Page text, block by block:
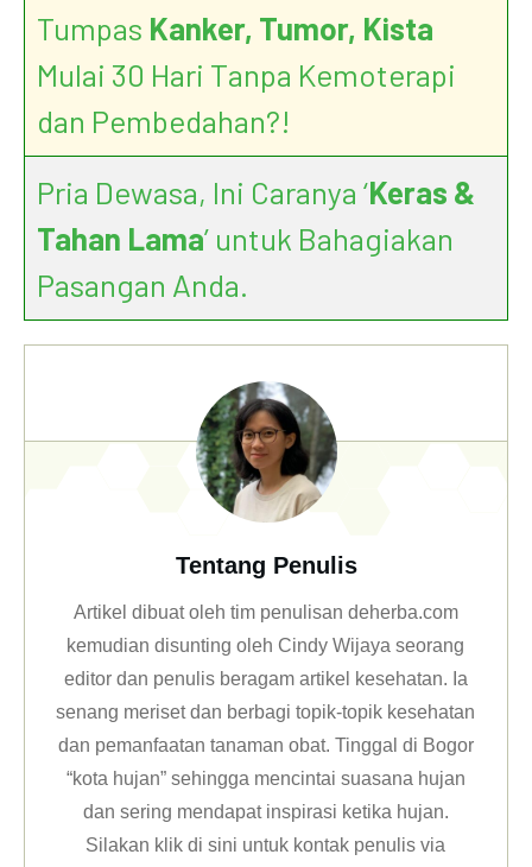
Tumpas Kanker, Tumor, Kista
Mulai 30 Hari Tanpa Kemoterapi
dan Pembedahan?!
Pria Dewasa, Ini Caranya ‘Keras &
Tahan Lama’ untuk Bahagiakan
Pasangan Anda.
Tentang Penulis
Artikel dibuat oleh tim penulisan deherba.com
kemudian disunting oleh Cindy Wijaya seorang
editor dan penulis beragam artikel kesehatan. Ia
senang meriset dan berbagi topik-topik kesehatan
dan pemanfaatan tanaman obat. Tinggal di Bogor
“kota hujan” sehingga mencintai suasana hujan
dan sering mendapat inspirasi ketika hujan.
Silakan klikdi sini untuk kontak penulis via